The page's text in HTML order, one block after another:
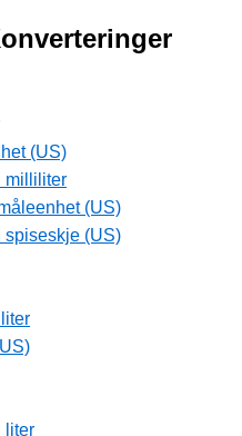
(US)
milliliter
(US)
spiseskje (US)
liter